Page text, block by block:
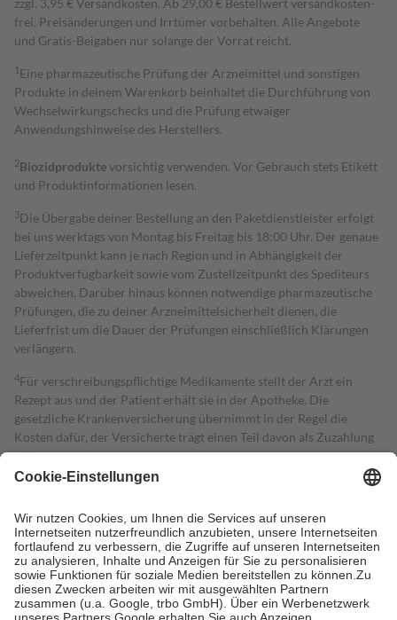
zzgl. 3,95 € Versandkosten. Ab 29,00 € Bestell­wert versand­kosten­
frei. Preisänderungen und Irrtümer vorbehalten. Alle Angebote
und Gratis-Beigaben nur solange der Vorrat reicht.
1 Eine pharmazeutische Prüfung der Arzneimittel und sonstigen
Produkte in deinem Warenkorb beinhaltet die Durchführung von
Wechselwirkungschecks und die Prüfung etwaiger
Anwendungshinweise des Herstellers.
2Biozidproduktevorsichtig verwenden. Vor Gebrauch stets Etikett
und Produktinformationen lesen.
3Die Übergabe deiner Bestellung an den Paketdienstleister erfolgt
bei uns werktags von Montag bis Freitag bis 18:00 Uhr. Der genaue
Lieferzeitpunkt kann je nach Region und in Abhängigkeit der
Produktverfügbarkeit sowie vom Zustellzeitpunkt des Spediteurs
abweichen. Darüber hinaus können notwendige pharmazeutische
Prüfungen, die zu deiner Arzneimittelsicherheit dienen, die
Lieferfrist um die Dauer der Prüfungen einschließlich Klärungen
verlängern.
4Für verschreibungspflichtige Medikamente stellt der Arzt ein
Rezept aus und der Patient erhält sie in der Apotheke. Die
gesetzliche Krankenversicherung übernimmt in der Regel die
Kosten dafür, der Versicherte trägt einen Teil davon als Zuzahlung
mit.
Grundsätzlich leisten Mitglieder Zuzahlungen in Höhe von zehn
höchstens zehn Euro.
Es sind jedoch nie mehr als die tatsächlichen
Kosten der Leistung zu entrichten.
Diese Regeln gelten grundsätzlich auch für Online-Apotheken.
Bei Heilmitteln und häuslicher Krankenpflege beträgt die
Zuzahlung zehn Prozent der Kosten sowie zehn Euro je
Verordnung.